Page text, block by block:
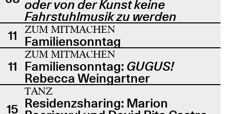
oder von der Kunst keine
Fahrstuhlmusik zu werden
11
ZUM MITMACHEN
Familiensonntag
11
ZUM MITMACHEN
Familiensonntag: GUGUS!
Rebecca Weingartner
15
TANZ
Residenzsharing: Marion